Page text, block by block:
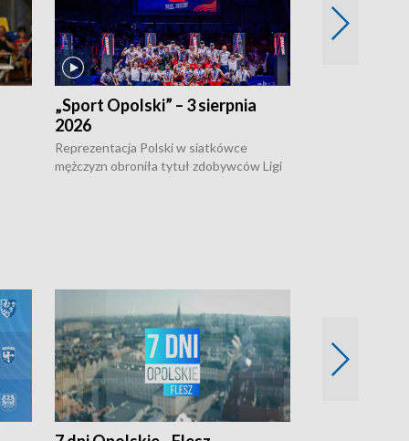
„Sport Opolski” – 3 sierpnia
2026
Reprezentacja Polski w siatkówce
mężczyzn obroniła tytuł zdobywców Ligi